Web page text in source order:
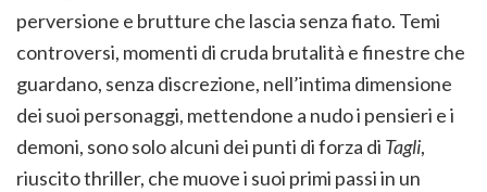
perversione e brutture che lascia senza fiato. Temi
controversi, momenti di cruda brutalità e finestre che
guardano, senza discrezione, nell’intima dimensione
dei suoi personaggi, mettendone a nudo i pensieri e i
demoni, sono solo alcuni dei punti di forza di Tagli,
riuscito thriller, che muove i suoi primi passi in un